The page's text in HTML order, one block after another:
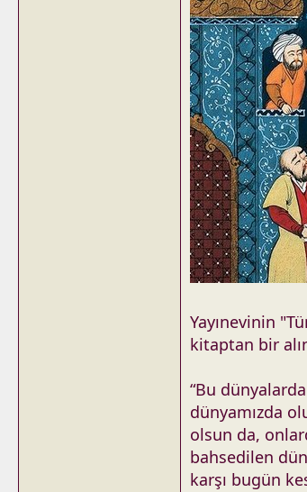
Yayınevinin
kitaptan bir
“Bu
dünyamızda
olsun da,
bahsedilen
karşı bugün